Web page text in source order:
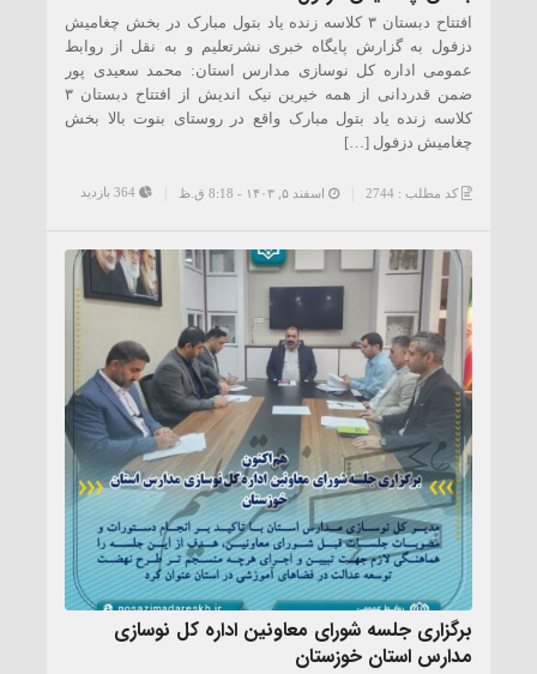
افتتاح دبستان ۳ کلاسه زنده یاد بتول مبارک در بخش چغامیش
دزفول به گزارش پایگاه خبری نشرتعلیم و به نقل از روابط
عمومی اداره کل نوسازی مدارس استان: محمد سعیدی پور
ضمن قدردانی از همه خیرین نیک اندیش از افتتاح دبستان ۳
کلاسه زنده یاد بتول مبارک واقع در روستای بنوت بالا بخش
چغامیش دزفول […]
کد مطلب : 2744 اسفند ۵, ۱۴۰۳ - 8:18 ق.ظ
برگزاری جلسه شورای معاونین اداره کل نوسازی
مدارس استان خوزستان